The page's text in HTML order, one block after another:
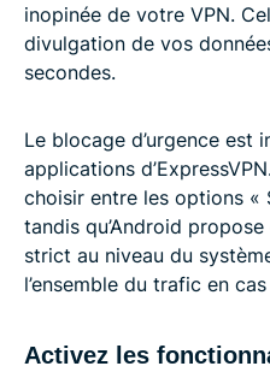
inopinée de votre VPN.
divulgation de vos
secondes.
Le blocage d’urgence est
applications
choisir entre les options «
tandis qu’Android
strict au niveau du
l’ensemble du trafic en
Activez les